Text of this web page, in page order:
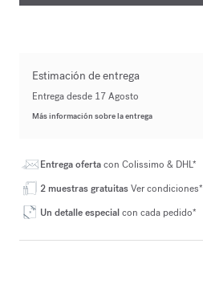
Estimación de entrega
Entrega desde 17 Agosto
Más información sobre la entrega
Entrega ofertacon Colissimo & DHL*
2 muestras gratuitasVer condiciones*
Un detalle especialcon cada pedido*